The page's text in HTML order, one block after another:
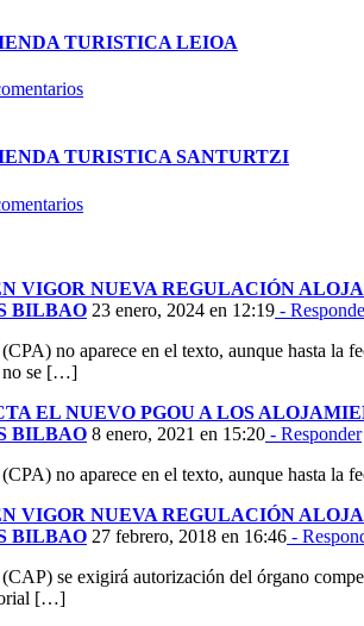
TURISTICA LEIOA
TURISTICA SANTURTZI
VIGOR NUEVA REGULACIÓN
BILBAO 23 enero, 2024 en 12:19 -
no aparece en el texto, aunque hasta la
no se […]
EL NUEVO PGOU A LOS
BILBAO 8 enero, 2021 en 15:20 - Responder
no aparece en el texto, aunque hasta la
VIGOR NUEVA REGULACIÓN
BILBAO 27 febrero, 2018 en 16:46 -
se exigirá autorización del órgano
[…]